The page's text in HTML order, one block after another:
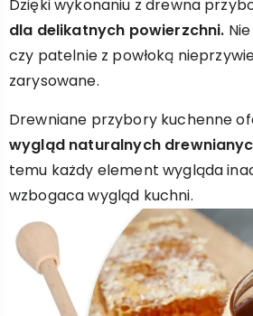
Dzięki wykonaniu z drewna
dla delikatnych powierzchni.
czy patelnie z powłoką
zarysowane.
Drewniane przybory kuchenne
wygląd naturalnych
temu każdy element wygląda
wzbogaca wygląd kuchni.